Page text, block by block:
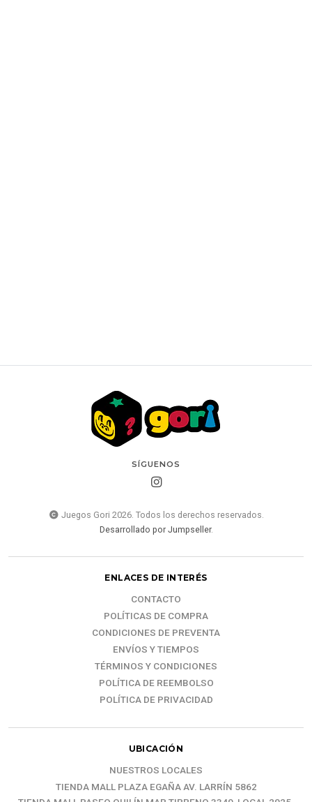
SÍGUENOS
Juegos Gori 2026. Todos los derechos reservados.
Desarrollado por Jumpseller.
ENLACES DE INTERÉS
CONTACTO
POLÍTICAS DE COMPRA
CONDICIONES DE PREVENTA
ENVÍOS Y TIEMPOS
TÉRMINOS Y CONDICIONES
POLÍTICA DE REEMBOLSO
POLÍTICA DE PRIVACIDAD
UBICACIÓN
NUESTROS LOCALES
TIENDA MALL PLAZA EGAÑA AV. LARRÍN 5862